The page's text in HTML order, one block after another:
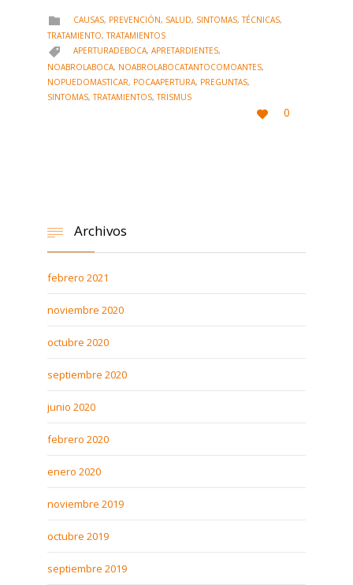
 CATEGORY
CAUSAS, PREVENCIÓN, SALUD, SINTOMAS,TÉCNICAS,
TRATAMIENTO,TRATAMIENTOS
 CATEGORY
APERTURADEBOCA, APRETARDIENTES,
NOABROLABOCA, NOABROLABOCATANTOCOMOANTES,
NOPUEDOMASTICAR, POCAAPERTURA, PREGUNTAS,
SINTOMAS,TRATAMIENTOS,TRISMUS
 LOVE
IT
0
 Archivos
febrero 2021
noviembre 2020
octubre 2020
septiembre 2020
junio 2020
febrero 2020
enero 2020
noviembre 2019
octubre 2019
septiembre 2019